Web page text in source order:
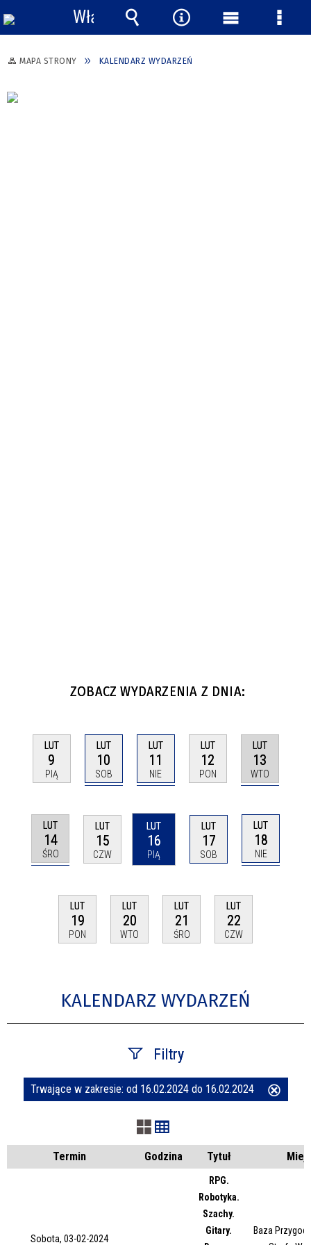
MAPA STRONY KALENDARZ WYDARZEŃ
ZOBACZ WYDARZENIA Z DNIA:
LUT
9
PIĄ
LUT
10
SOB
LUT
11
NIE
LUT
12
PON
LUT
13
WTO
LUT
14
ŚRO
LUT
15
CZW
LUT
16
PIĄ
LUT
17
SOB
LUT
18
NIE
LUT
19
PON
LUT
20
WTO
LUT
21
ŚRO
LUT
22
CZW
KALENDARZ WYDARZEŃ
Filtry
Szukana fraza
Kategoria
Trwające w zakresie: od 16.02.2024 do 16.02.2024
Termin Godzina Tytuł
Sobota, 03-02-2024
RPG.
Robotyka.
Szachy.
Gitary.
Baza
Włącz
powiadomienia
Wyszukiwarka
Narzędzia
Menu Menu